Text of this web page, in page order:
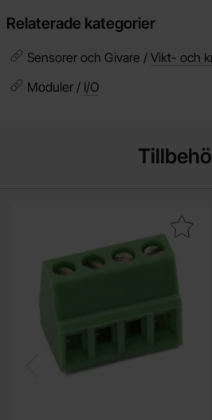
Relaterade kategorier
Sensorer och Givare / Vikt- och
Moduler / I/O
Makera skruvplint 2.54mm